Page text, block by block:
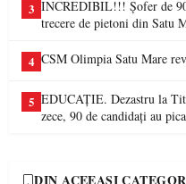
3 INCREDIBIL!!! Șofer de
trecere de pietoni din Satu
4 CSM Olimpia Satu Mare
5 EDUCAȚIE. Dezastru la
zece, 90 de candidați au
DIN ACEEAȘI